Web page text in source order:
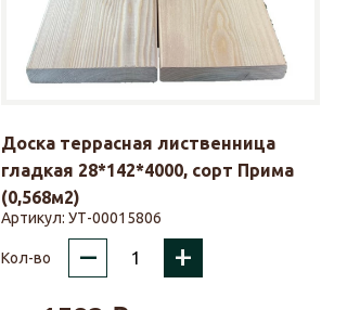
Доска террасная лиственница
гладкая 28*142*4000, сорт Прима
(0,568м2)
Артикул:УТ-00015806
Кол-во – +